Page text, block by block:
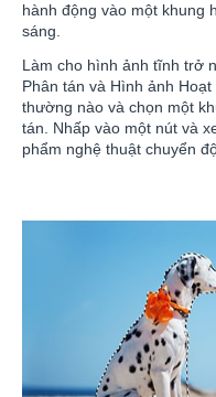
hành động vào một khung
sáng.
Làm cho hình ảnh tĩnh trở
Phân tán và Hình ảnh
thường nào và chọn một
tán. Nhấp vào một nút và
phẩm nghệ thuật chuyển